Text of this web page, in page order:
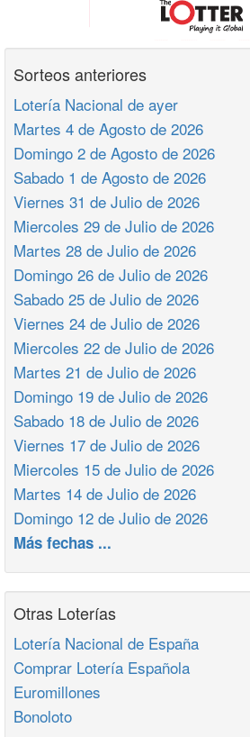
Sorteos anteriores
Lotería Nacional de ayer
Martes 4 de Agosto de 2026
Domingo 2 de Agosto de 2026
Sabado 1 de Agosto de 2026
Viernes 31 de Julio de 2026
Miercoles 29 de Julio de 2026
Martes 28 de Julio de 2026
Domingo 26 de Julio de 2026
Sabado 25 de Julio de 2026
Viernes 24 de Julio de 2026
Miercoles 22 de Julio de 2026
Martes 21 de Julio de 2026
Domingo 19 de Julio de 2026
Sabado 18 de Julio de 2026
Viernes 17 de Julio de 2026
Miercoles 15 de Julio de 2026
Martes 14 de Julio de 2026
Domingo 12 de Julio de 2026
Más fechas ...
Otras Loterías
Lotería Nacional de España
Comprar Lotería Española
Euromillones
Bonoloto